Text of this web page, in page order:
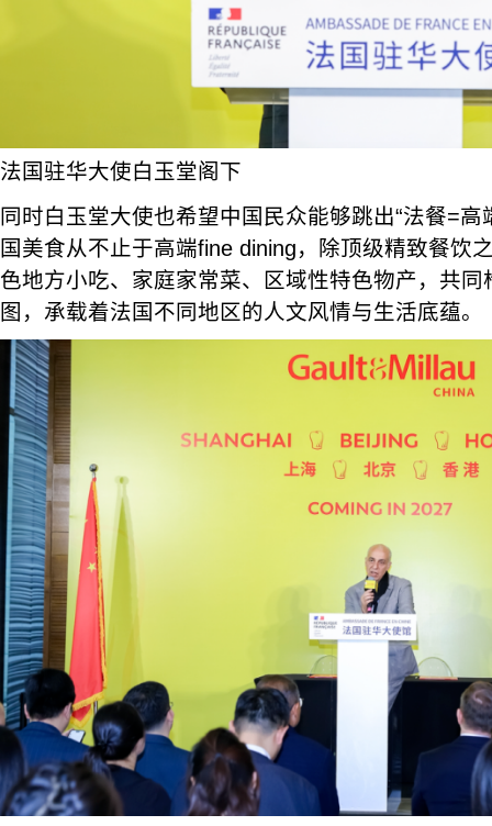
法国驻华大使白玉堂阁下
同时白玉堂大使也希望中国民众能够跳出“法餐=高
国美食从不止于高端fine dining，除顶级精致餐饮
色地方小吃、家庭家常菜、区域性特色物产，共
图，承载着法国不同地区的人文风情与生活底蕴。